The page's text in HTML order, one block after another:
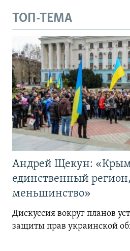
ТОП-ТЕМА
Андрей Щекун:
единственный
меньшинство»
Дискуссия вокруг планов
защиты прав украинской